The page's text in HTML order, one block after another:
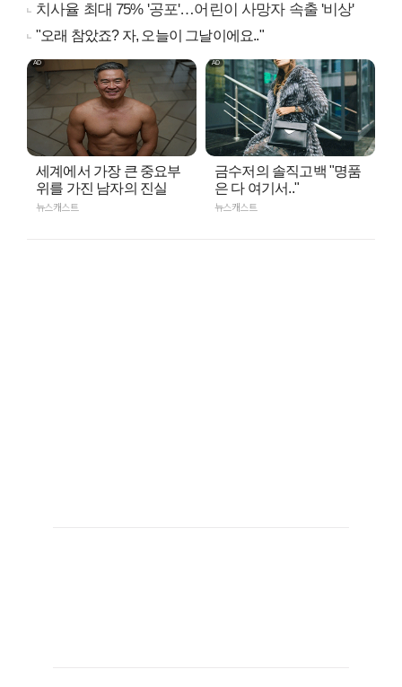
치사율 최대 75% '공포'…어린이 사망자 속출 '비상'
"오래 참았죠? 자, 오늘이 그날이에요.."
세계에서 가장 큰 중요부
위를 가진 남자의 진실
뉴스캐스트
금수저의 솔직고백 "명품
은 다 여기서.."
뉴스캐스트